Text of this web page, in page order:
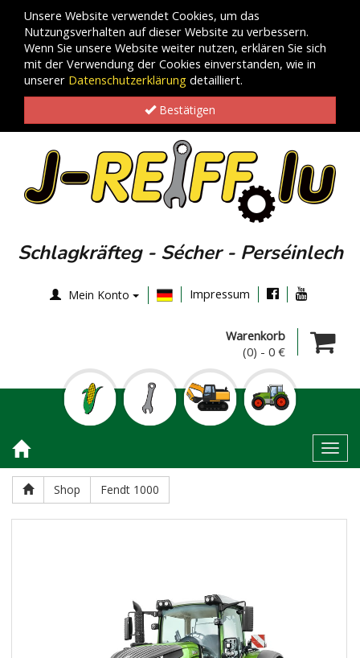
Unsere Website verwendet Cookies, um das
Nutzungsverhalten auf dieser Website zu verbessern.
Wenn Sie unsere Website weiter nutzen, erklären Sie sich
mit der Verwendung der Cookies einverstanden, wie in
unserer Datenschutzerklärung detailliert.
Bestätigen
Schlagkräfteg - Sécher - Perséinlech
Mein Konto Impressum
Warenkorb
(0) - 0 €
Shop Fendt 1000